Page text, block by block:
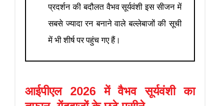
प्रदर्शन की बदौलत वैभव सूर्यवंशी इस सीजन में
सबसे ज्यादा रन बनाने वाले बल्लेबाजों की सूची
में भी शीर्ष पर पहुंच गए हैं।
आईपीएल 2026 में वैभव सूर्यवंशी का